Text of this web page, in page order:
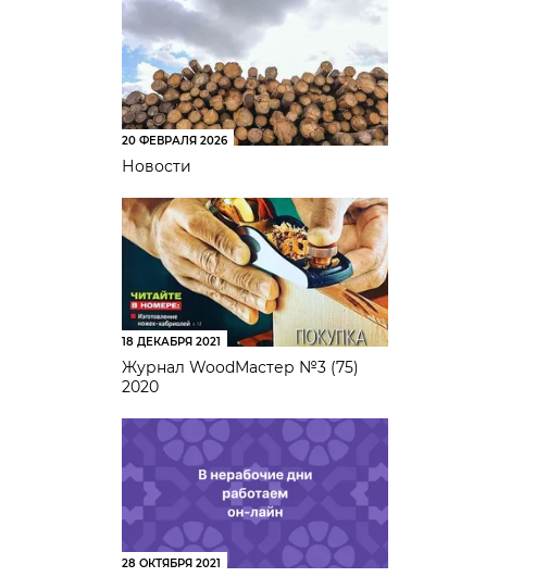
20 ФЕВРАЛЯ 2026
Новости
18 ДЕКАБРЯ 2021
Журнал WoodМастер №3 (75)
2020
28 ОКТЯБРЯ 2021